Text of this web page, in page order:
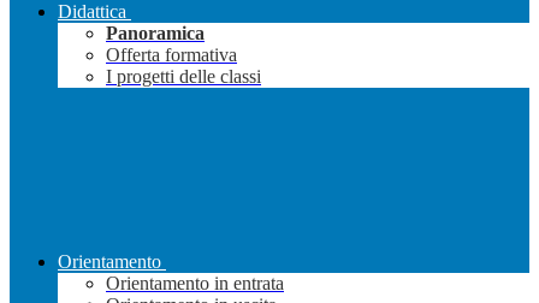
Didattica
Panoramica
Offerta formativa
I progetti delle classi
Orientamento
Orientamento in entrata